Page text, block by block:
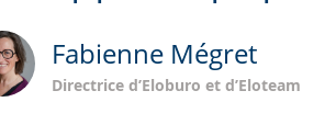
Fabienne Mégret
Directrice d’Eloburo et d’Eloteam